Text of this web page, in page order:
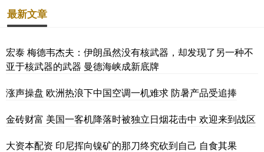
最新文章
宏泰 梅德韦杰夫：伊朗虽然没有核武器，却发现了另一种不
亚于核武器的武器 曼德海峡成新底牌
涨声操盘 欧洲热浪下中国空调一机难求 防暑产品受追捧
金砖财富 美国一客机降落时被独立日烟花击中 欢迎来到战区
大资本配资 印尼挥向镍矿的那刀终究砍到自己 自食其果